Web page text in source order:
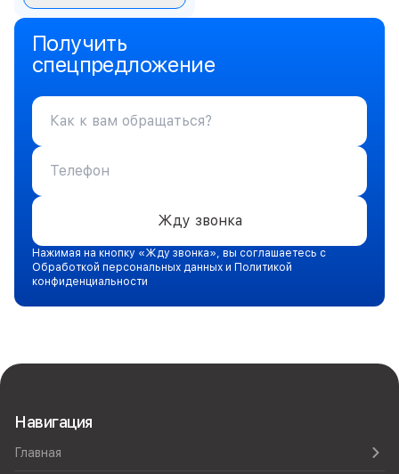
Получить
спецпредложение
Жду звонка
Нажимая на кнопку «Жду звонка», вы соглашаетесь с
Обработкой персональных данных и Политикой
конфиденциальности
Навигация
Главная